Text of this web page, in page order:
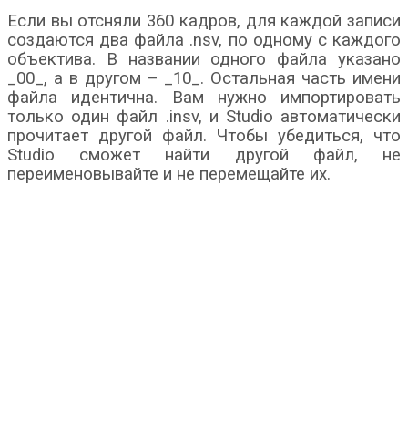
Если вы отсняли 360 кадров, для каждой записи
создаются два файла .nsv, по одному с каждого
объектива. В названии одного файла указано
_00_, а в другом – _10_. Остальная часть имени
файла идентична. Вам нужно импортировать
только один файл .insv, и Studio автоматически
прочитает другой файл. Чтобы убедиться, что
Studio сможет найти другой файл, не
переименовывайте и не перемещайте их.